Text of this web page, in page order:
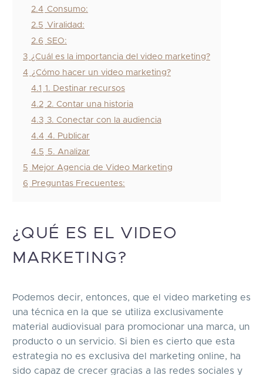
2.4 Consumo:
2.5 Viralidad:
2.6 SEO:
3 ¿Cuál es la importancia del video marketing?
4 ¿Cómo hacer un video marketing?
4.1 1. Destinar recursos
4.2 2. Contar una historia
4.3 3. Conectar con la audiencia
4.4 4. Publicar
4.5 5. Analizar
5
Mejor Agencia de Video Marketing
6
Preguntas Frecuentes:
¿QUÉ ES EL VIDEO
MARKETING?
Podemos decir, entonces, que el video marketing es
una técnica en la que se utiliza exclusivamente
material audiovisual para promocionar una marca, un
producto o un servicio. Si bien es cierto que esta
estrategia no es exclusiva del marketing online, ha
sido capaz de crecer gracias a las redes sociales y